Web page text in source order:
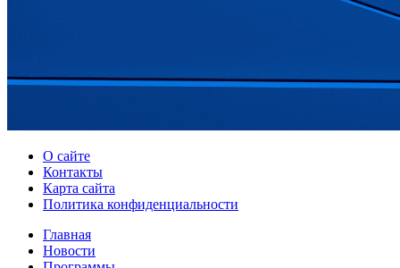
О сайте
Контакты
Карта сайта
Политика конфиденциальности
Главная
Новости